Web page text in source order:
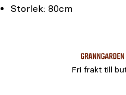
Storlek: 80cm
Fri frakt till